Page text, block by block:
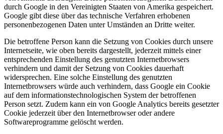
durch Google in den Vereinigten Staaten von Amerika gespeichert.
Google gibt diese über das technische Verfahren erhobenen
personenbezogenen Daten unter Umständen an Dritte weiter.
Die betroffene Person kann die Setzung von Cookies durch unsere
Internetseite, wie oben bereits dargestellt, jederzeit mittels einer
entsprechenden Einstellung des genutzten Internetbrowsers
verhindern und damit der Setzung von Cookies dauerhaft
widersprechen. Eine solche Einstellung des genutzten
Internetbrowsers würde auch verhindern, dass Google ein Cookie
auf dem informationstechnologischen System der betroffenen
Person setzt. Zudem kann ein von Google Analytics bereits gesetzter
Cookie jederzeit über den Internetbrowser oder andere
Softwareprogramme gelöscht werden.